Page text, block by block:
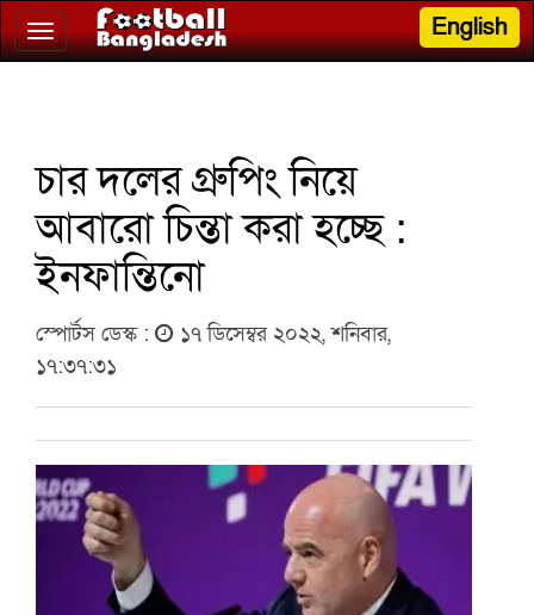
Toggle
navigation
English
চার দলের গ্রুপিং নিয়ে
আবারো চিন্তা করা হচ্ছে :
ইনফান্তিনো
স্পোর্টস ডেস্ক :
১৭ ডিসেম্বর ২০২২, শনিবার,
১৭:৩৭:৩১